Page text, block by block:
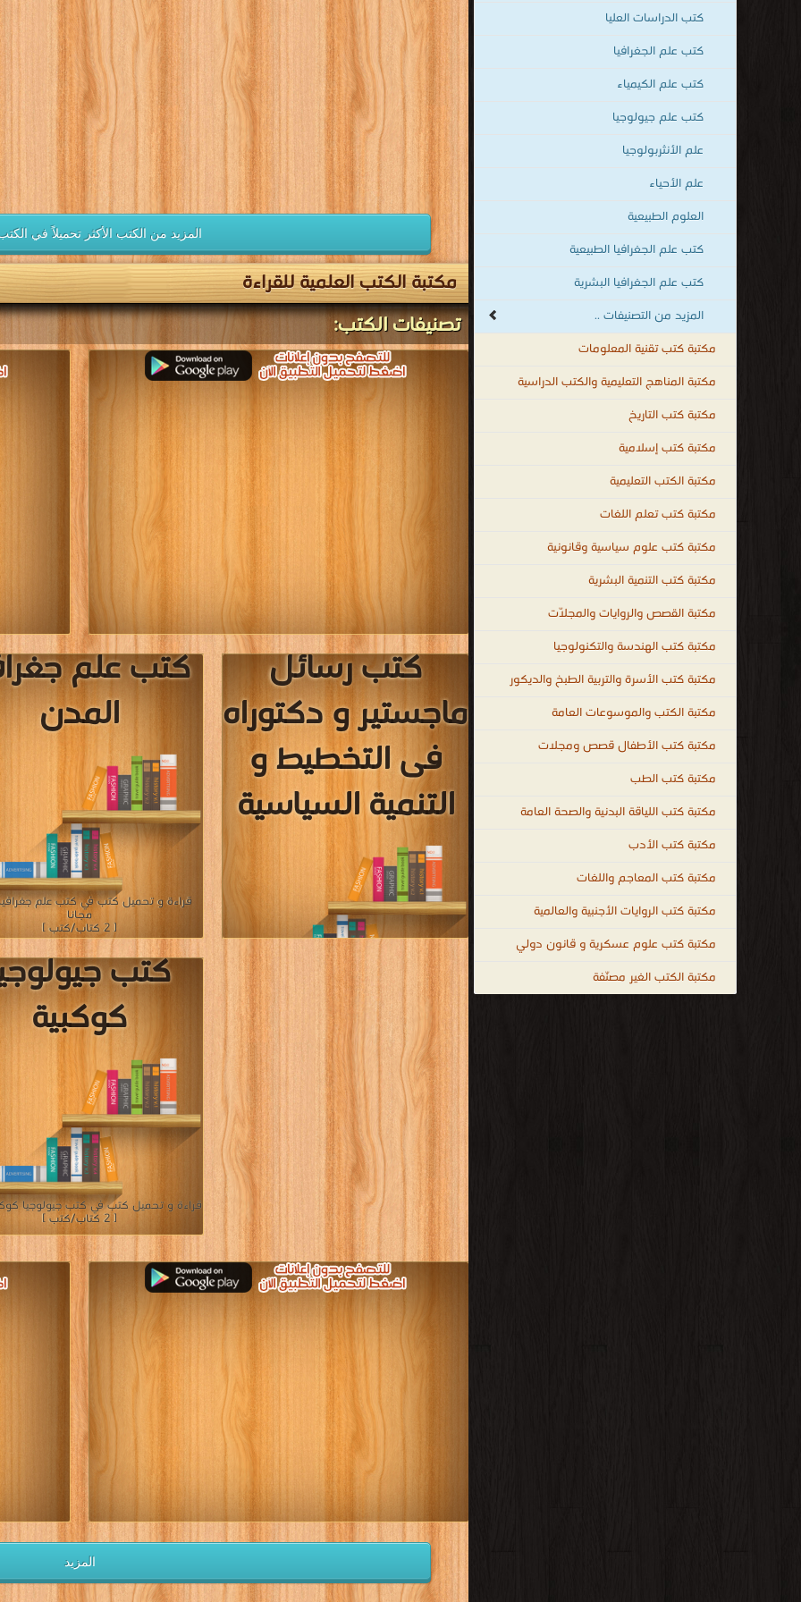
كتب الدراسات العليا
كتب علم الجغرافيا
كتب علم الكيمياء
كتب علم جيولوجيا
علم الأنثربولوجيا
علم الأحياء
العلوم الطبيعية
كتب علم الجغرافيا الطبيعية
كتب علم الجغرافيا البشرية
المزيد من التصنيفات ..
مكتبة كتب تقنية المعلومات
مكتبة المناهج التعليمية والكتب الدراسية
مكتبة كتب التاريخ
مكتبة كتب إسلامية
مكتبة الكتب التعليمية
مكتبة كتب تعلم اللغات
مكتبة كتب علوم سياسية وقانونية
مكتبة كتب التنمية البشرية
مكتبة القصص والروايات والمجلّات
مكتبة كتب الهندسة والتكنولوجيا
مكتبة كتب الأسرة والتربية الطبخ والديكور
مكتبة الكتب والموسوعات العامة
مكتبة كتب الأطفال قصص ومجلات
مكتبة كتب الطب
مكتبة كتب اللياقة البدنية والصحة العامة
مكتبة كتب الأدب
مكتبة كتب المعاجم واللغات
مكتبة كتب الروايات الأجنبية والعالمية
مكتبة كتب علوم عسكرية و قانون دولي
مكتبة الكتب الغير مصنّفة
المزيد من الكتب الأكثر تحميلاً في
مكتبة الكتب العلمية للقراءة
تصنيفات الكتب:
كتب علم
المدن
قراءة و تحميل كتب في كتب علم
مجانا
[ 2 كتاب/كتب ]
كتب رسائل
ماجستير و دكتوراه
فى التخطيط و
التنمية السياسية
قراءة و تحميل كتب في كتب رسائل ماجستير و
دكتوراه فى التخطيط و التنمية السياسية مجانا
[ 4 كتاب/كتب ]
كتب
كوكبية
قراءة و تحميل كتب في كتب جيولوجيا
[ 2 كتاب/كتب ]
المزيد